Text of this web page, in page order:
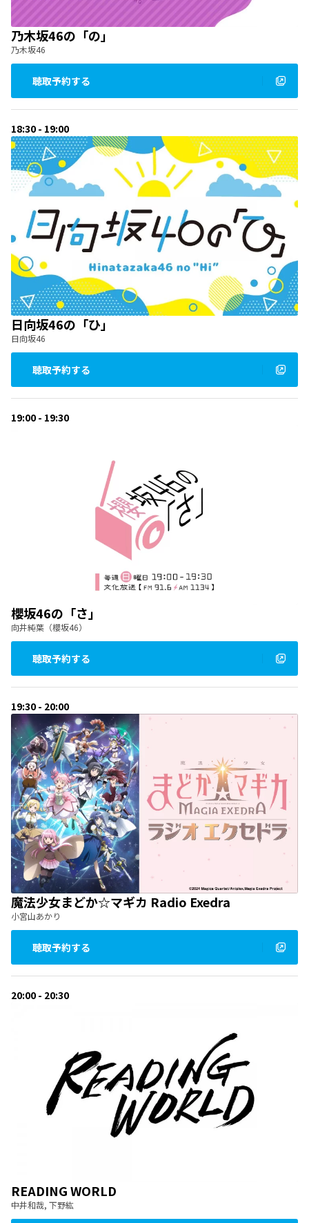
乃木坂46の「の」
乃木坂46
聴取予約する
18:30 - 19:00
日向坂46の「ひ」
日向坂46
聴取予約する
19:00 - 19:30
櫻坂46の「さ」
向井純葉（櫻坂46）
聴取予約する
19:30 - 20:00
魔法少女まどか☆マギカ Radio Exedra
小宮山あかり
聴取予約する
20:00 - 20:30
READING WORLD
中井和哉, 下野紘